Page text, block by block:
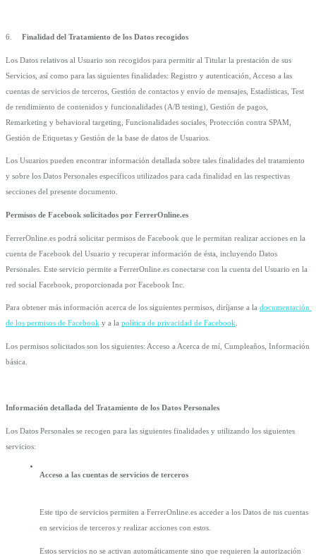
6. Finalidad del Tratamiento de los Datos recogidos
Los Datos relativos al Usuario son recogidos para permitir al Titular la prestación de sus
Servicios, así como para las siguientes finalidades: Registro y autenticación, Acceso a las
cuentas de servicios de terceros, Gestión de contactos y envío de mensajes, Estadísticas, Test
de rendimiento de contenidos y funcionalidades (A/B testing), Gestión de pagos,
Remarketing y behavioral targeting, Funcionalidades sociales, Protección contra SPAM,
Gestión de Etiquetas y Gestión de la base de datos de Usuarios.
Los Usuarios pueden encontrar información detallada sobre tales finalidades del tratamiento
y sobre los Datos Personales específicos utilizados para cada finalidad en las respectivas
secciones del presente documento.
Permisos de Facebook solicitados por FerrerOnline.es
FerrerOnline.es podrá solicitar permisos de Facebook que le permitan realizar acciones en la
cuenta de Facebook del Usuario y recuperar información de ésta, incluyendo Datos
Personales. Este servicio permite a FerrerOnline.es conectarse con la cuenta del Usuario en la
red social Facebook, proporcionada por Facebook Inc.
Para obtener más información acerca de los siguientes permisos, diríjanse a la documentación
de los permisos de Facebook y a la política de privacidad de Facebook.
Los permisos solicitados son los siguientes: Acceso a Acerca de mí, Cumpleaños, Información
básica.
Información detallada del Tratamiento de los Datos Personales
Los Datos Personales se recogen para las siguientes finalidades y utilizando los siguientes
servicios:
Acceso a las cuentas de servicios de terceros
Este tipo de servicios permiten a FerrerOnline.es acceder a los Datos de tus cuentas
en servicios de terceros y realizar acciones con estos.
Estos servicios no se activan automáticamente sino que requieren la autorización